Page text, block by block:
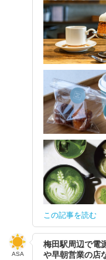
この記事を読む
ASA
梅田駅周辺で電
や早朝営業の店